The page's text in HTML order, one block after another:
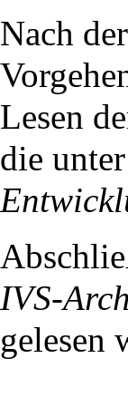
Nach
Lesen
die
IVS-
gelesen